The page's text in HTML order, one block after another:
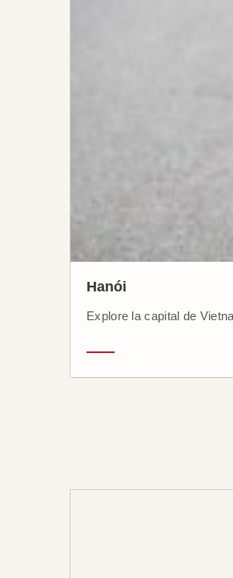
Hanói
Explore la capital de